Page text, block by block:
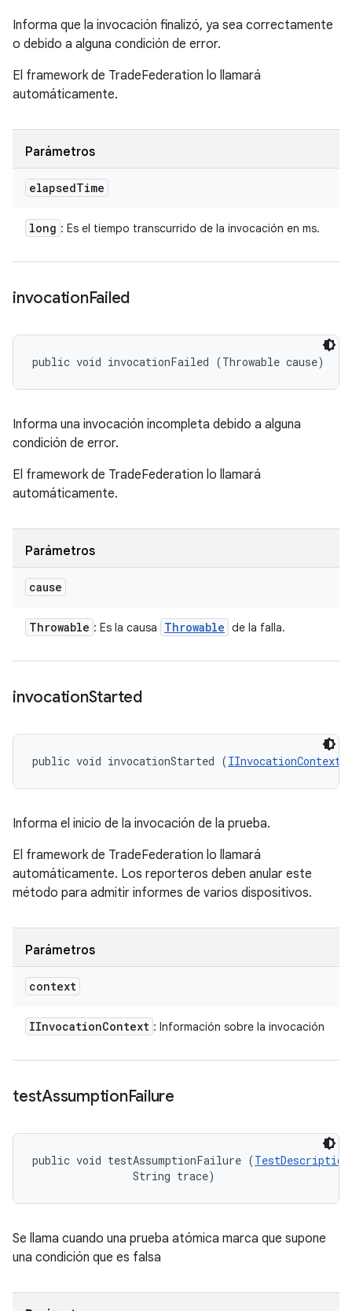
Informa que la invocación finalizó, ya sea correctamente
o debido a alguna condición de error.
El framework de TradeFederation lo llamará
automáticamente.
Parámetros
elapsedTime
long : Es el tiempo transcurrido de la invocación en ms.
invocationFailed
public void invocationFailed (Throwable cause)
Informa una invocación incompleta debido a alguna
condición de error.
El framework de TradeFederation lo llamará
automáticamente.
Parámetros
cause
Throwable : Es la causa Throwable de la falla.
invocationStarted
public void invocationStarted (IInvocationContext
Informa el inicio de la invocación de la prueba.
El framework de TradeFederation lo llamará
automáticamente. Los reporteros deben anular este
método para admitir informes de varios dispositivos.
Parámetros
context
IInvocationContext : Información sobre la invocación
testAssumptionFailure
public void testAssumptionFailure (TestDescription
                String trace)
Se llama cuando una prueba atómica marca que supone
una condición que es falsa